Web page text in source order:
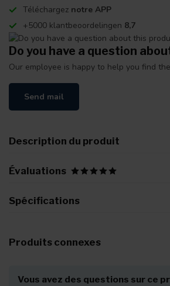
Téléchargez notre APP
+5000 klantbeoordelingen 8,7
Do you have a question
Our employee is happy to help you find
Send mail
Description du produit
Évaluations
Spécifications
Produits connexes
Vous avez des questions sur ce